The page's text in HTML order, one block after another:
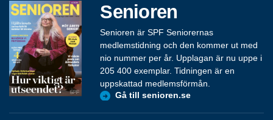
Senioren
Senioren är SPF Seniorernas
medlemstidning och den kommer ut med
nio nummer per år. Upplagan är nu uppe i
205 400 exemplar. Tidningen är en
uppskattad medlemsförmån.
Gå till senioren.se